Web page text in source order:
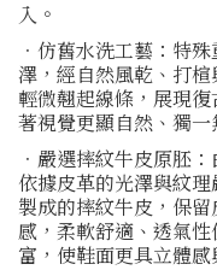
入。
．仿舊水洗工藝：特
澤，經自然風乾、打
輕微翹起線條，展現
著視覺更顯自然、獨一
．嚴選摔紋牛皮原胚
依據皮革的光澤與紋
製成的摔紋牛皮，保
感，柔軟舒適、透氣
富，使鞋面更具立體感